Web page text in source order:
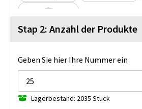
White
Stap 2: Anzahl der Produkte
Geben Sie hier Ihre Nummer ein
Lagerbestand: 2035 Stück